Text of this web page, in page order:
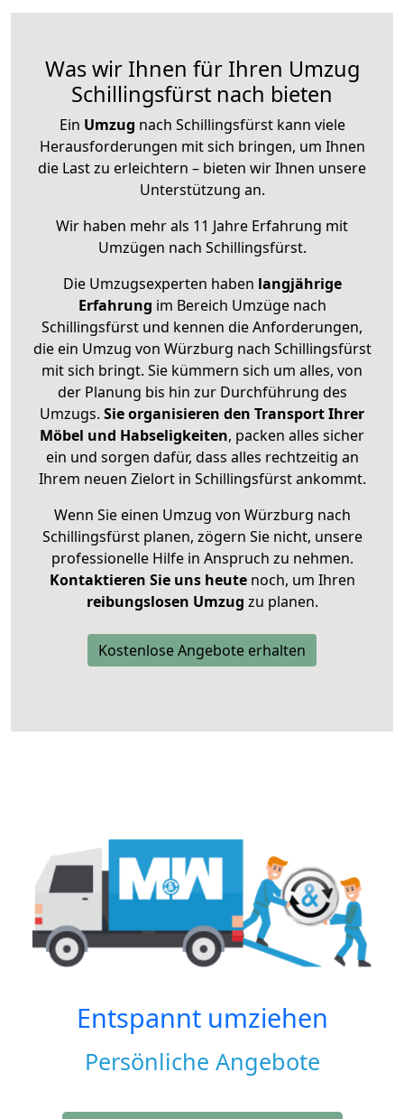
Was wir Ihnen für Ihren Umzug
Schillingsfürst nach bieten
Ein Umzug nach Schillingsfürst kann viele
Herausforderungen mit sich bringen, um Ihnen
die Last zu erleichtern – bieten wir Ihnen unsere
Unterstützung an.
Wir haben mehr als 11 Jahre Erfahrung mit
Umzügen nach Schillingsfürst.
Die Umzugsexperten haben langjährige
Erfahrung im Bereich Umzüge nach
Schillingsfürst und kennen die Anforderungen,
die ein Umzug von Würzburg nach Schillingsfürst
mit sich bringt. Sie kümmern sich um alles, von
der Planung bis hin zur Durchführung des
Umzugs. Sie organisieren den Transport Ihrer
Möbel und Habseligkeiten, packen alles sicher
ein und sorgen dafür, dass alles rechtzeitig an
Ihrem neuen Zielort in Schillingsfürst ankommt.
Wenn Sie einen Umzug von Würzburg nach
Schillingsfürst planen, zögern Sie nicht, unsere
professionelle Hilfe in Anspruch zu nehmen.
Kontaktieren Sie uns heutenoch, um Ihren
reibungslosen Umzug zu planen.
Kostenlose Angebote erhalten
Entspannt umziehen
Persönliche Angebote